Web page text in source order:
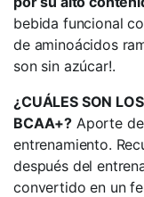
bebida funcional
de aminoácidos
son sin azúcar!.
¿CUÁLES SON
BCAA+? Aporte
entrenamiento.
después del
convertido en un